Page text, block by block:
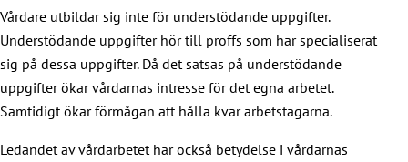
Vårdare utbildar sig inte för understödande uppgifter.
Understödande uppgifter hör till proffs som har specialiserat
sig på dessa uppgifter. Då det satsas på understödande
uppgifter ökar vårdarnas intresse för det egna arbetet.
Samtidigt ökar förmågan att hålla kvar arbetstagarna.
Ledandet av vårdarbetet har också betydelse i vårdarnas